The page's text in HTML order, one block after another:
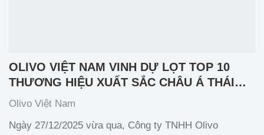
OLIVO VIỆT NAM VINH DỰ LỌT TOP 10
THƯƠNG HIỆU XUẤT SẮC CHÂU Á THÁI
BÌNH DƯƠNG 2025
Olivo Việt Nam
Ngày 27/12/2025 vừa qua, Công ty TNHH Olivo